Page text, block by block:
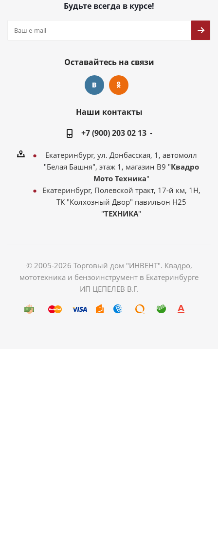
Будьте всегда в курсе!
Оставайтесь на связи
Наши контакты
+7 (900) 203 02 13
Екатеринбург, ул. Донбасская, 1, автомолл
"Белая Башня", этаж 1, магазин В9 "Квадро
Мото Техника"
Екатеринбург, Полевской тракт, 17-й км, 1Н,
ТК "Колхозный Двор" павильон Н25
"ТЕХНИКА"
© 2005-2026 Торговый дом "ИНВЕНТ". Квадро,
мототехника и бензоинструмент в Екатеринбурге
ИП ЦЕПЕЛЕВ В.Г.